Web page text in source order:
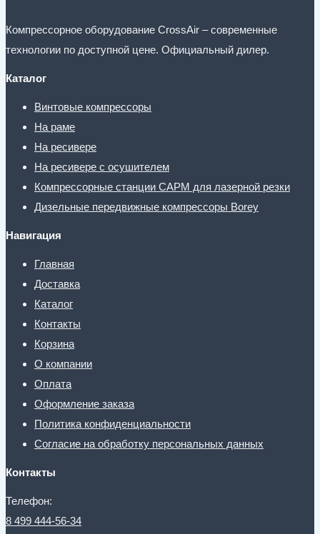
Компрессорное оборудование CrossAir – современные
технологии по доступной цене. Официальный дилер.
Каталог
Винтовые компрессоры
На раме
На ресивере
На ресивере с осушителем
Компрессорные станции CAPM для лазерной резки
Дизельные передвижные компрессоры Borey
Навигация
Главная
Доставка
Каталог
Контакты
Корзина
О компании
Оплата
Оформление заказа
Политика конфиденциальности
Согласие на обработку персональных данных
Контакты
Телефон:
8 499 444-56-34